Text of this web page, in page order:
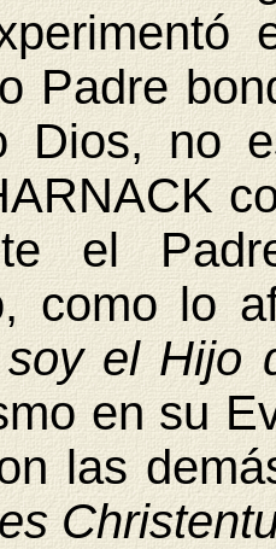
Padre
Dios, no
el
como lo
soy el Hijo
en su
las